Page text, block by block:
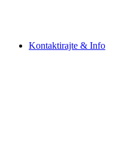
Kontaktirajte & Info